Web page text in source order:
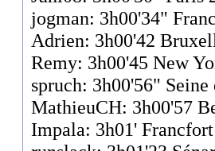
jogman: 3h00'34"
Adrien: 3h00'42
Remy: 3h00'45 New
spruch: 3h00'56" Seine
MathieuCH: 3h00'57
Impala: 3h01'